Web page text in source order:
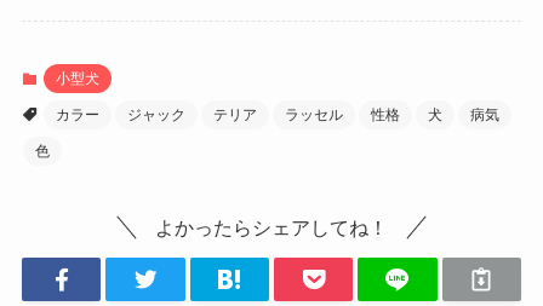
小型犬
カラー ジャック テリア ラッセル 性格 犬 病気
色
よかったらシェアしてね！